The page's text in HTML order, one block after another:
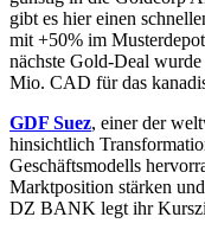
gibt es hier einen
mit +50% im
nächste Gold-Deal
Mio. CAD für das
GDF Suez, einer der
hinsichtlich
Geschäftsmodells
Marktposition stärken
DZ BANK legt ihr